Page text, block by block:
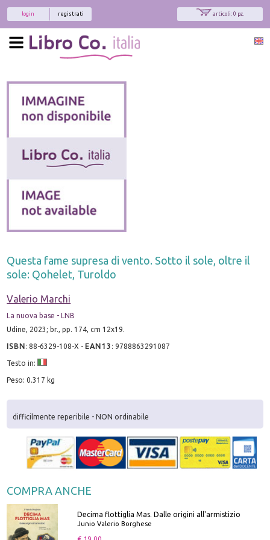
articoli: 0 pz.
registrati
login
Questa fame supresa di vento. Sotto il sole, oltre il
sole: Qohelet, Turoldo
Valerio Marchi
La nuova base - LNB
Udine, 2023; br., pp. 174, cm 12x19.
ISBN:88-6329-108-X - EAN13 :9788863291087
Testo in:
Peso: 0.317 kg
difficilmente reperibile - NON ordinabile
COMPRA ANCHE
Decima flottiglia Mas. Dalle origini all'armistizio
Junio Valerio Borghese